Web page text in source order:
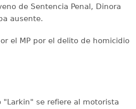
de Sentencia Penal, Dinora
ausente.
el MP por el delito de homicidio
"Larkin" se refiere al motorista